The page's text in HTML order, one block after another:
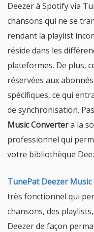
Deezer à Spotify via
chansons qui ne se
rendant la playlist
réside dans les
plateformes. De plus,
réservées aux
spécifiques, ce qui
de synchronisation.
Music Convertera la
professionnel qui
votre bibliothèque
TunePat Deezer
très fonctionnel qui
chansons, des
Deezer de façon